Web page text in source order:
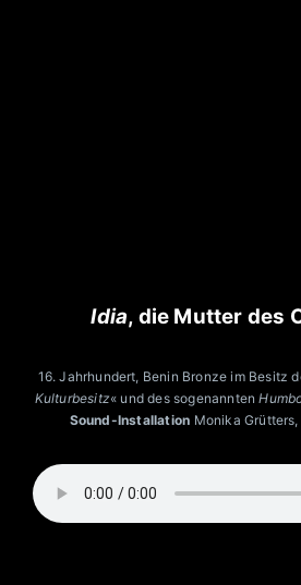
Idia, die Mutter des
16. Jahrhundert, Benin Bronze im Besitz
Kulturbesitz« und des sogenannten
Sound-Installation Monika Grütters,